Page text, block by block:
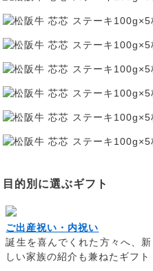
目的別に選ぶギフト
ご出産祝い・内祝い
誕生を喜んでくれた方々へ、新
しい家族の紹介も兼ねたギフト